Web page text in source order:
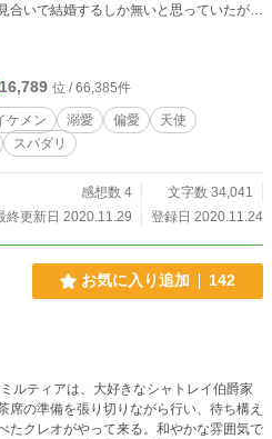
合いで結婚するしか無いと思っていたが、
った私を受け止めた公爵様に婚約を申し
事にしてくれて……、一体なぜ？！ 両
地の屋敷から王都の屋敷に一人移り住
は、日々大きくなっていく。 ずっと
呼ばれた子爵令嬢の幸せ婚約物語。 ※
16,789 位 / 66,385件
ケメン 溺愛 偏愛
天使
スパダリ
感想数 4
文字数 34,041
終更新日 2020.11.29
登録日 2020.11.24
お気に入り追加 142
ルティアは、大好きなシャトレイ伯爵家
席の準備を張り切りながら行い、待ち構え
たクレオがやって来る。和やかな雰囲気で